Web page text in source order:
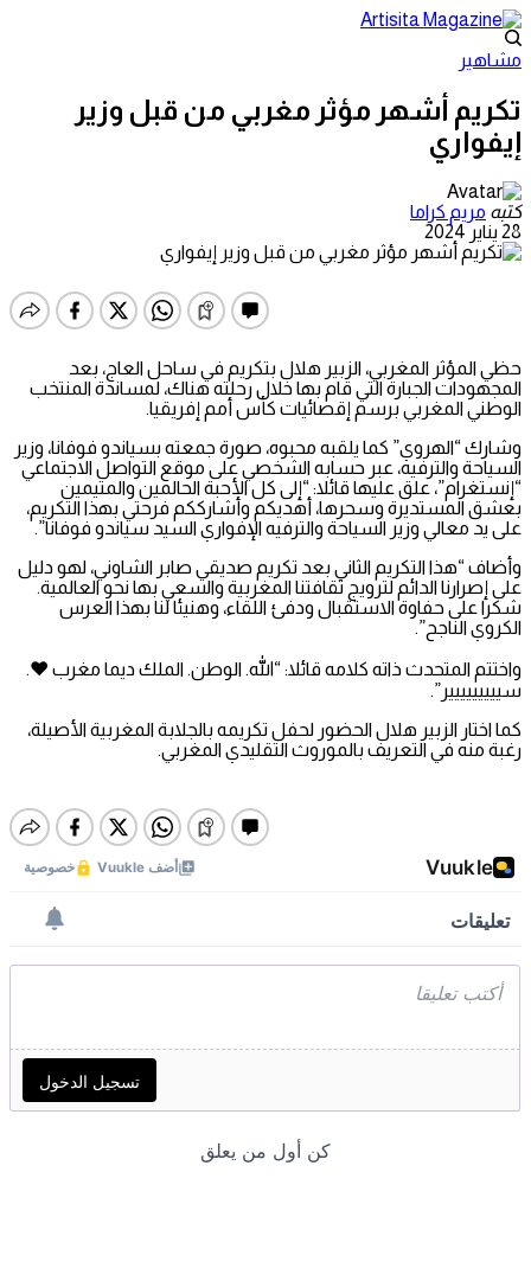
مشاهير
تكريم أشهر مؤثر مغربي من قبل وزير
إيفواري
كتبه مريم كراما
28 يناير 2024
حظي المؤثر المغربي، الزبير هلال بتكريم في ساحل العاج، بعد
المجهودات الجبارة التي قام بها خلال رحلته هناك، لمساندة المنتخب
الوطني المغربي برسم إقصائيات كأس أمم إفريقيا.
وشارك “الهروي” كما يلقبه محبوه، صورة جمعته بسياندو فوفانا، وزير
السياحة والترفيه، عبر حسابه الشخصي على موقع التواصل الاجتماعي
“إنستغرام”، علق عليها قائلا: “إلى كل الأحبة الحالمين والمتيمين
بعشق المستديرة وسحرها، أهديكم وأشارككم فرحتي بهذا التكريم،
على يد معالي وزير السياحة والترفيه الإفواري السيد سياندو فوفانا”.
وأضاف “هذا التكريم الثاني بعد تكريم صديقي صابر الشاوني، لهو دليل
على إصرارنا الدائم لترويج ثقافتنا المغربية والسعي بها نحو العالمية.
شكرا على حفاوة الاستقبال ودفئ اللقاء، وهنيئا لنا بهذا العرس
الكروي الناجح”.
واختتم المتحدث ذاته كلامه قائلا: “الله. الوطن. الملك ديما مغرب ❤️.
سييييييييير”.
كما اختار الزبير هلال الحضور لحفل تكريمه بالجلابة المغربية الأصيلة،
رغبة منه في التعريف بالموروث التقليدي المغربي.